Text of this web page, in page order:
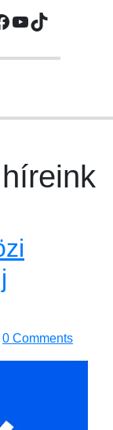
YouTube
TikTok
0 Comments